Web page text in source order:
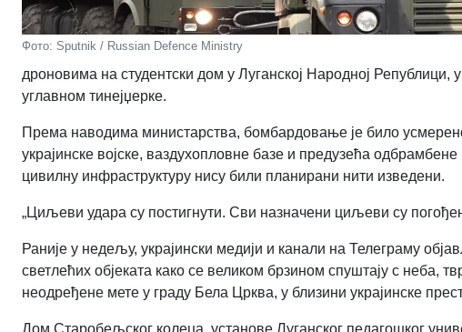
Фото: Sputnik / Russian Defence Ministry
дроновима на студентски дом у Луганској Народној Републици,
углавном тинејџерке.
Према наводима министарства, бомбардовање је било
украјинске војске, ваздухопловне базе и предузећа
цивилну инфраструктуру нису били планирани нити изведени.
„Циљеви удара су постигнути. Сви назначени циљеви су
Раније у недељу, украјински медији и канали на Телеграму
светлећих објеката како се великом брзином спуштају с неба,
неодређене мете у граду Бела Црква, у близини украјинске
Дом Старобељског колеџа, установе Луганског педагошког